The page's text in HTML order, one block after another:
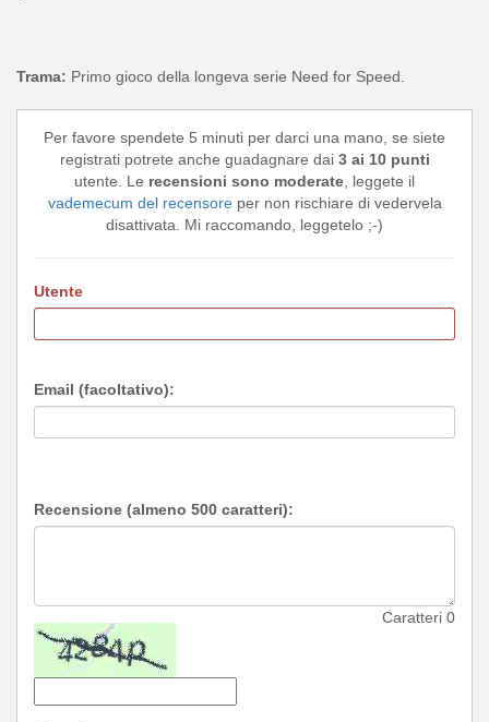
Trama: Primo gioco della longeva serie Need for Speed.
Per favore spendete 5 minuti per darci una mano, se siete
registrati potrete anche guadagnare dai 3 ai 10 punti
utente. Le recensioni sono moderate, leggete il
vademecum del recensoreper non rischiare di vedervela
disattivata. Mi raccomando, leggetelo ;-)
Utente
Email (facoltativo):
Recensione (almeno 500 caratteri):
Caratteri 0